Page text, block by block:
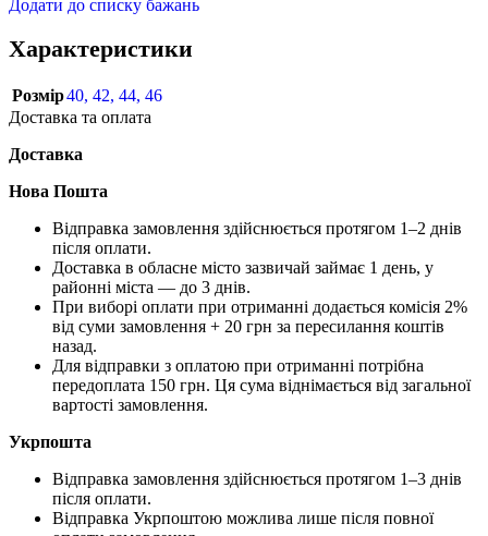
Додати до списку бажань
Характеристики
Розмір40, 42, 44, 46
Доставка та оплата
Доставка
Нова Пошта
Відправка замовлення здійснюється протягом 1–2 днів
після оплати.
Доставка в обласне місто зазвичай займає 1 день, у
районні міста — до 3 днів.
При виборі оплати при отриманні додається комісія 2%
від суми замовлення + 20 грн за пересилання коштів
назад.
Для відправки з оплатою при отриманні потрібна
передоплата 150 грн. Ця сума віднімається від загальної
вартості замовлення.
Укрпошта
Відправка замовлення здійснюється протягом 1–3 днів
після оплати.
Відправка Укрпоштою можлива лише після повної